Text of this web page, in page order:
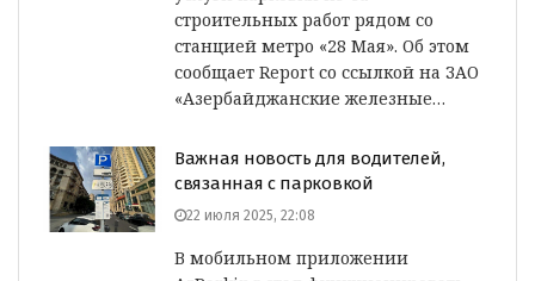
строительных работ рядом со
станцией метро «28 Мая». Об этом
сообщает Report со ссылкой на ЗАО
«Азербайджанские железные…
Важная новость для водителей,
связанная с парковкой
22 июля 2025, 22:08
В мобильном приложении